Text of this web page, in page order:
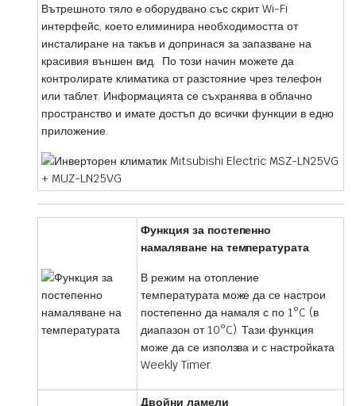
Вътрешното тяло е оборудвано със скрит Wi-Fi
интерфейс, което елиминира необходимостта от
инсталиране на такъв и допринася за запазване на
красивия външен вид. По този начин можете да
контролирате климатика от разстояние чрез телефон
или таблет. Информацията се съхранява в облачно
пространство и имате достъп до всички функции в едно
приложение.
Функция за постепенно
намаляване на температурата
В режим на отопление
температурата може да се настрои
постепенно да намаля с по 1°C (в
диапазон от 10°C). Тази функция
може да се използва и с настройката
Weekly Timer.
Двойни ламели